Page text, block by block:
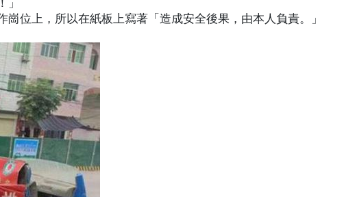
位上，所以在紙板上寫著「造成安全後果，由本人負責。」